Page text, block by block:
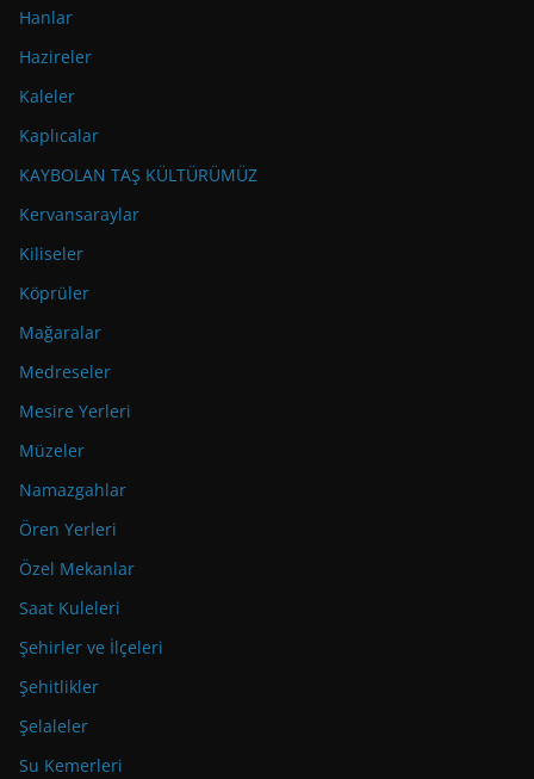
Hanlar
Hazireler
Kaleler
Kaplıcalar
KAYBOLAN TAŞ KÜLTÜRÜMÜZ
Kervansaraylar
Kiliseler
Köprüler
Mağaralar
Medreseler
Mesire Yerleri
Müzeler
Namazgahlar
Ören Yerleri
Özel Mekanlar
Saat Kuleleri
Şehirler ve İlçeleri
Şehitlikler
Şelaleler
Su Kemerleri